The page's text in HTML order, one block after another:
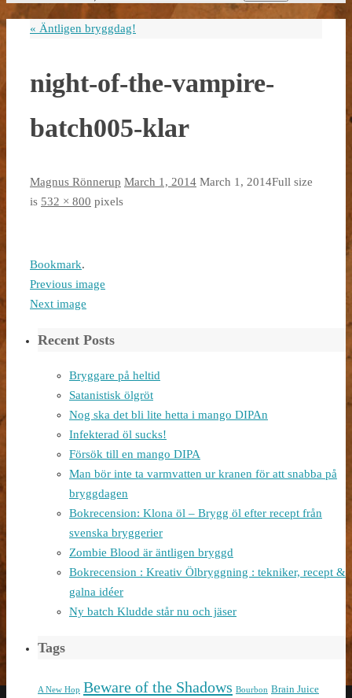
« Äntligen bryggdag!
night-of-the-vampire-
batch005-klar
Magnus Rönnerup March 1, 2014 March 1, 2014Full size
is 532 × 800 pixels
Bookmark.
Previous image
Next image
Recent Posts
Bryggare på heltid
Satanistisk ölgröt
Nog ska det bli lite hetta i mango DIPAn
Infekterad öl sucks!
Försök till en mango DIPA
Man bör inte ta varmvatten ur kranen för att snabba på
bryggdagen
Bokrecension: Klona öl – Brygg öl efter recept från
svenska bryggerier
Zombie Blood är äntligen bryggd
Bokrecension : Kreativ Ölbryggning : tekniker, recept &
galna idéer
Ny batch Kludde står nu och jäser
Tags
A New Hop Beware of the Shadows Bourbon Brain Juice